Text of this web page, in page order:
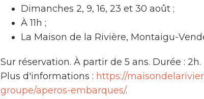
Dimanches 2, 9, 16, 23 et 30 août ;
À 11h ;
La Maison de la Rivière, Montaigu-
Sur réservation. À partir de 5 ans. Durée : 2h.
Plus d'informations : https://
groupe/aperos-embarques/.